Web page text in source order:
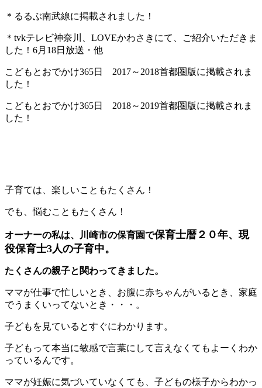
＊るるぶ南武線に掲載されました！
＊tvkテレビ神奈川、LOVEかわさきにて、ご紹介いただきま
した！6月18日放送・他
こどもとおでかけ365日 2017～2018首都圏版に掲載されま
した！
こどもとおでかけ365日 2018～2019首都圏版に掲載されま
した！
子育ては、楽しいこともたくさん！
でも、悩むこともたくさん！
オーナーの私は、川崎市の保育園で保育士暦２０年、現
役保育士3人の子育中。
たくさんの親子と関わってきました。
ママが仕事で忙しいとき、お腹に赤ちゃんがいるとき、家庭
でうまくいってないとき・・・。
子どもを見ているとすぐにわかります。
子どもって本当に敏感で言葉にして言えなくてもよーくわか
っているんです。
ママが妊娠に気づいていなくても、子どもの様子からわかっ